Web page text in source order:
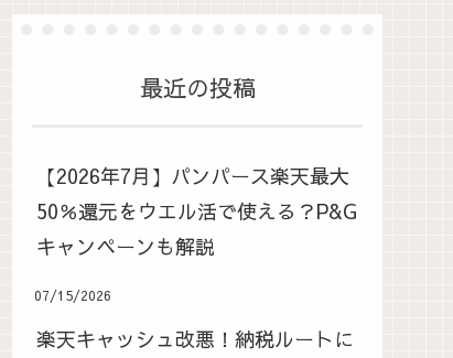
最近の投稿
【2026年7月】パンパース楽天最大
50％還元をウエル活で使える？P&G
キャンペーンも解説
07/15/2026
楽天キャッシュ改悪！納税ルートに